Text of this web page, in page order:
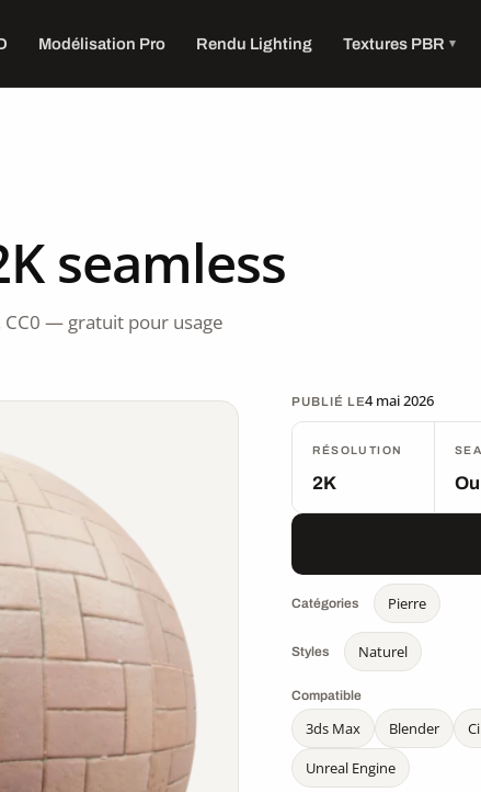
Modélisation Pro Rendu Lighting Textures PBR
seamless
CC0 — gratuit pour usage
PUBLIÉ LE4 mai 2026
RÉSOLUTION
2K
Catégories Pierre
Styles Naturel
Compatible
3ds Max Blender
Unreal Engine